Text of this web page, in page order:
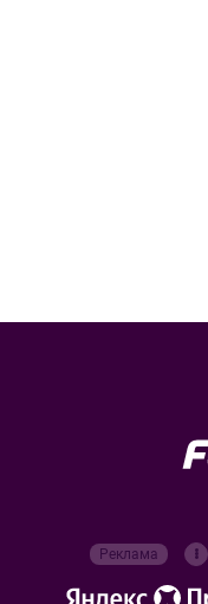
Реклама